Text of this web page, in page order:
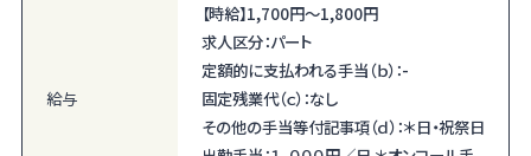
給与
【時給】1,700円〜1,800円
求人区分：パート
定額的に支払われる手当（ｂ）：-
固定残業代（ｃ）：なし
その他の手当等付記事項（ｄ）：＊日・祝祭日